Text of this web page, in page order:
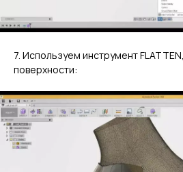
7. Используем инструмент
поверхности: